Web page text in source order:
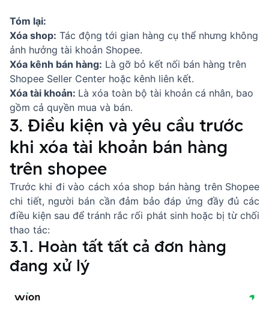
Tóm lại:
Xóa shop: Tác động tới gian hàng cụ thể nhưng không
ảnh hưởng tài khoản Shopee.
Xóa kênh bán hàng: Là gỡ bỏ kết nối bán hàng trên
Shopee Seller Center hoặc kênh liên kết.
Xóa tài khoản: Là xóa toàn bộ tài khoản cá nhân, bao
gồm cả quyền mua và bán.
3. Điều kiện và yêu cầu trước
khi xóa tài khoản bán hàng
trên shopee
Trước khi đi vào cách xóa shop bán hàng trên Shopee
chi tiết, người bán cần đảm bảo đáp ứng đầy đủ các
điều kiện sau để tránh rắc rối phát sinh hoặc bị từ chối
thao tác:
3.1. Hoàn tất tất cả đơn hàng
đang xử lý